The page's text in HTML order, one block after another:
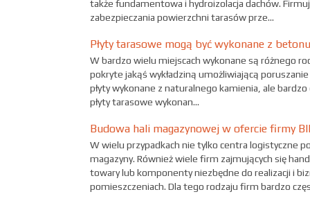
także fundamentowa i hydroizolacja dachów.
zabezpieczania powierzchni tarasów prze...
Płyty tarasowe mogą być wykonane z betonu
W bardzo wielu miejscach wykonane są różnego
pokryte jakąś wykładziną umożliwiającą
płyty wykonane z naturalnego kamienia, ale
płyty tarasowe wykonan...
Budowa hali magazynowej w ofercie firmy
W wielu przypadkach nie tylko centra logistyczne
magazyny. Również wiele firm zajmujących się
towary lub komponenty niezbędne do realizacji i
pomieszczeniach. Dla tego rodzaju firm bardzo